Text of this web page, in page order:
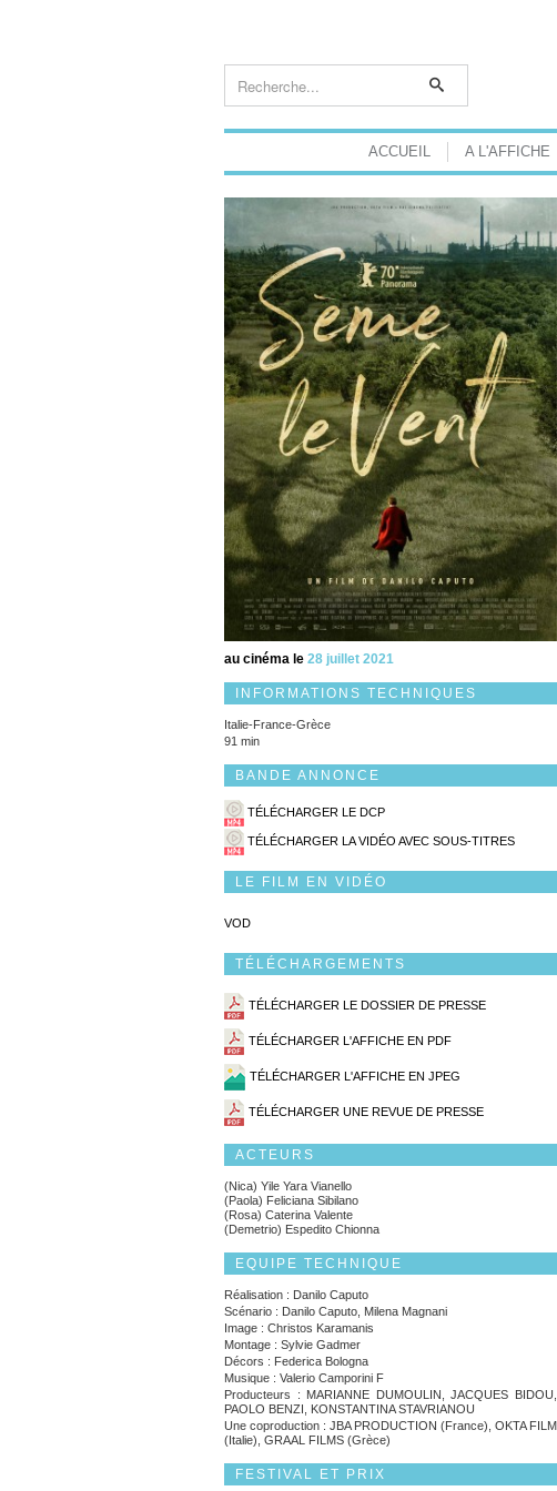
ACCUEIL A L'AFFICHE
au cinéma le 28 juillet 2021
INFORMATIONS TECHNIQUES
Italie-France-Grèce
91 min
BANDE ANNONCE
TÉLÉCHARGER LE DCP
TÉLÉCHARGER LA VIDÉO AVEC SOUS-TITRES
LE FILM EN VIDÉO
VOD
TÉLÉCHARGEMENTS
TÉLÉCHARGER LE DOSSIER DE PRESSE
TÉLÉCHARGER L'AFFICHE EN PDF
TÉLÉCHARGER L'AFFICHE EN JPEG
TÉLÉCHARGER UNE REVUE DE PRESSE
ACTEURS
(Nica) Yile Yara Vianello
(Paola) Feliciana Sibilano
(Rosa) Caterina Valente
(Demetrio) Espedito Chionna
EQUIPE TECHNIQUE
Réalisation : Danilo Caputo
Scénario : Danilo Caputo, Milena Magnani
Image : Christos Karamanis
Montage : Sylvie Gadmer
Décors : Federica Bologna
Musique : Valerio Camporini F
Producteurs : MARIANNE DUMOULIN, JACQUES BIDOU,
PAOLO BENZI, KONSTANTINA STAVRIANOU
Une coproduction : JBA PRODUCTION (France), OKTA FILM
(Italie), GRAAL FILMS (Grèce)
FESTIVAL ET PRIX